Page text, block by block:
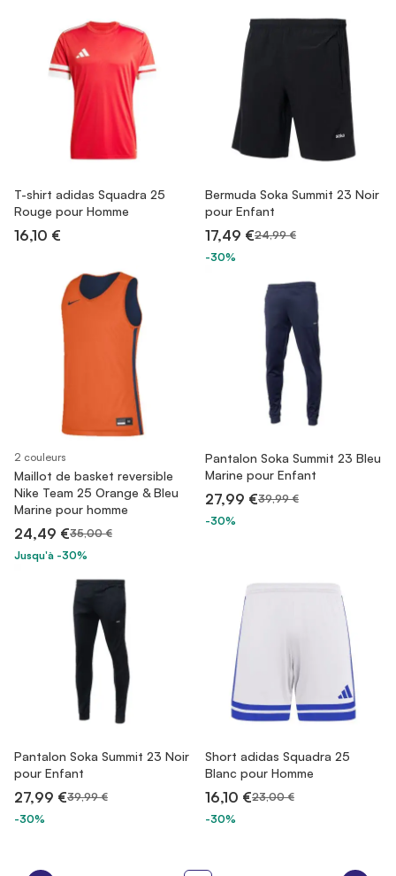
T-shirt adidas Squadra 25
Rouge pour Homme
16,10 €
Bermuda Soka Summit 23 Noir
pour Enfant
17,49 €24,99 €
-30%
2 couleurs
Maillot de basket reversible
Nike Team 25 Orange & Bleu
Marine pour homme
24,49 €35,00 €
Jusqu'à -30%
Pantalon Soka Summit 23 Bleu
Marine pour Enfant
27,99 €39,99 €
-30%
Pantalon Soka Summit 23 Noir
pour Enfant
27,99 €39,99 €
-30%
Short adidas Squadra 25
Blanc pour Homme
16,10 €23,00 €
-30%